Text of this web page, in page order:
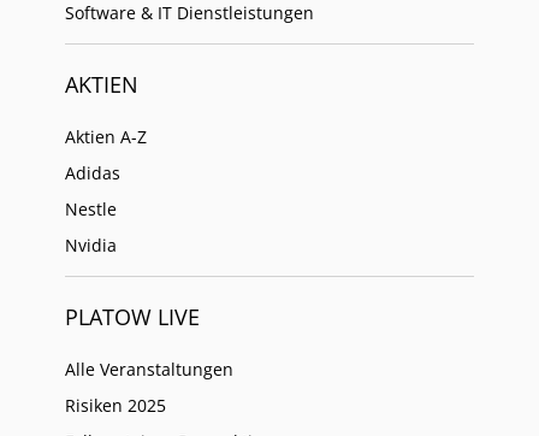
Software & IT Dienstleistungen
AKTIEN
Aktien A-Z
Adidas
Nestle
Nvidia
PLATOW LIVE
Alle Veranstaltungen
Risiken 2025